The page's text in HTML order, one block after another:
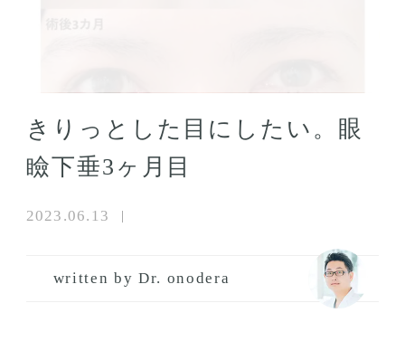
きりっとした目にしたい。眼
瞼下垂3ヶ月目
2023.06.13
written by Dr. onodera